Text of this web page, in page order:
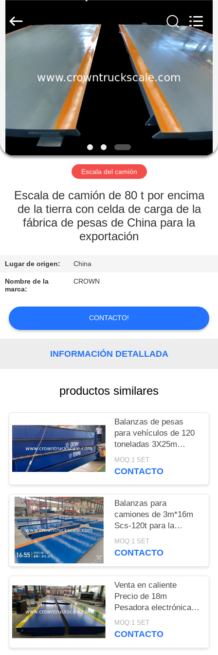
PRODUCTOS
NOSOTROS
VISITA
LA
FÁBRICA
CALIDAD
SOLICITAR
DEL
SITIO
PRIVACY
POLICY
Rights
Reserved.
Escala del camión
Escala de camión de 80 t por encima
de la tierra con celda de carga de la
fábrica de pesas de China para la
exportación
Lugar de origen: China
Nombre de la
marca:
CROWN
CONTACTO!
INFORMACIÓN DETALLADA
productos similares
Balanzas de pesas
para vehículos de 120
toneladas 3X25m
Balanza de pesas para
camiones
MOQ:1 SET
CONTACTO
Balanzas para
camiones de 3m*16m
Scs-120t para la
pesaje de vehículos
MOQ:1 SET
CONTACTO
Venta en caliente
Precio de 18m
Pesadora electrónica
Balanza 30t 50t 60t 70t
80t 100t
MOQ:1 SET
CONTACTO